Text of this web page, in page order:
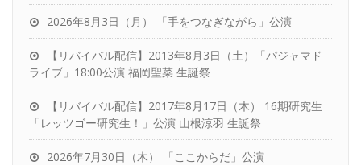
2026年8月3日（月） 「手をつなぎながら」公演
【リバイバル配信】2013年8月3日（土）「パジャマド
ライブ」18:00公演 福岡聖菜 生誕祭
【リバイバル配信】2017年8月17日（木） 16期研究生
「レッツゴー研究生！」公演 山根涼羽 生誕祭
2026年7月30日（木） 「ここからだ」公演